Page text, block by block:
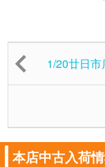
1/20廿日
本店中古入荷